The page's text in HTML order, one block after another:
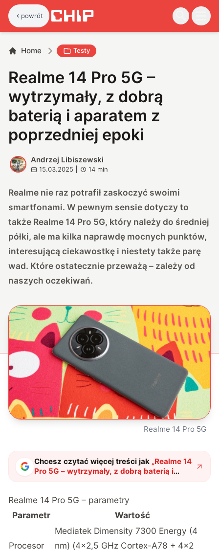
powrót
Home Testy
Realme 14 Pro 5G –
wytrzymały, z dobrą
baterią i aparatem z
poprzedniej epoki
A
Andrzej Libiszewski
15.03.2025 14 min
Realme nie raz potrafił zaskoczyć swoimi
smartfonami. W pewnym sensie dotyczy to
także Realme 14 Pro 5G, który należy do średniej
półki, ale ma kilka naprawdę mocnych punktów,
interesującą ciekawostkę i niestety także parę
wad. Które ostatecznie przeważą – zależy od
naszych oczekiwań.
Realme 14 Pro 5G
Chcesz czytać więcej treści jak „Realme 14
Pro 5G – wytrzymały, z dobrą baterią i
aparatem z poprzedniej epoki"?
Realme 14 Pro 5G – parametry
Parametr
Wartość
Procesor
Mediatek Dimensity 7300 Energy (4
nm) (4×2,5 GHz Cortex-A78 + 4×2